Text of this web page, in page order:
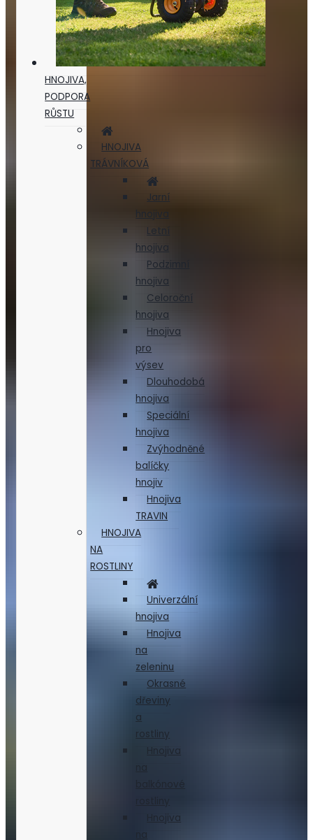
HNOJIVA,
PODPORA
RŮSTU
HNOJIVA
TRÁVNÍKOVÁ
Jarní
hnojiva
Letní
hnojiva
Podzimní
hnojiva
Celoroční
hnojiva
Hnojiva
pro
výsev
Dlouhodobá
hnojiva
Speciální
hnojiva
Zvýhodněné
balíčky
hnojiv
Hnojiva
TRAVIN
HNOJIVA
NA
ROSTLINY
Univerzální
hnojiva
Hnojiva
na
zeleninu
Okrasné
dřeviny
a
rostliny
Hnojiva
balkónové
Hnojiva